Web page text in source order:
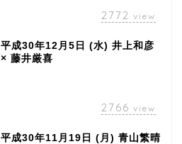
2772 view
平成30年12月5日 (水) 井上和彦
× 藤井厳喜
2766 view
平成30年11月19日 (月) 青山繁晴